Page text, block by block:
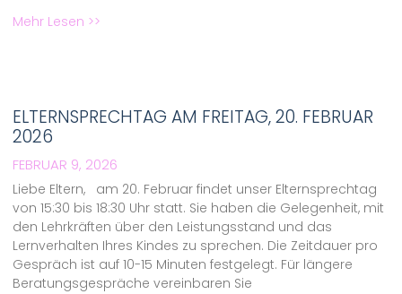
Mehr Lesen >>
ELTERNSPRECHTAG AM FREITAG, 20. FEBRUAR
2026
FEBRUAR 9, 2026
Liebe Eltern, am 20. Februar findet unser Elternsprechtag
von 15:30 bis 18:30 Uhr statt. Sie haben die Gelegenheit, mit
den Lehrkräften über den Leistungsstand und das
Lernverhalten Ihres Kindes zu sprechen. Die Zeitdauer pro
Gespräch ist auf 10-15 Minuten festgelegt. Für längere
Beratungsgespräche vereinbaren Sie